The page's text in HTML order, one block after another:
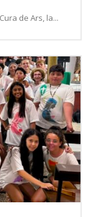
de Ars, la...